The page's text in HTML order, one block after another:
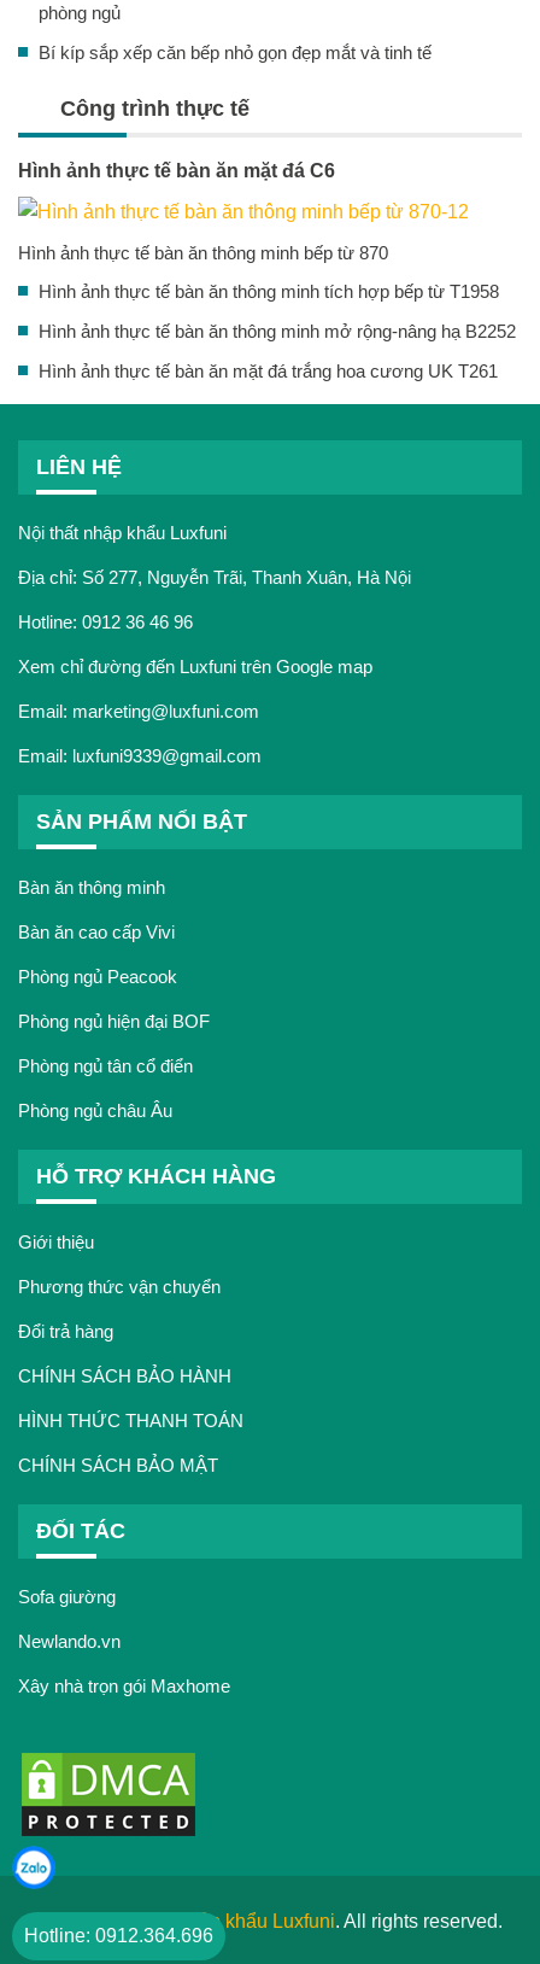
phòng ngủ
Bí kíp sắp xếp căn bếp nhỏ gọn đẹp mắt và tinh tế
Công trình thực tế
Hình ảnh thực tế bàn ăn mặt đá C6
Hình ảnh thực tế bàn ăn thông minh bếp từ 870
Hình ảnh thực tế bàn ăn thông minh tích hợp bếp từ T1958
Hình ảnh thực tế bàn ăn thông minh mở rộng-nâng hạ B2252
Hình ảnh thực tế bàn ăn mặt đá trắng hoa cương UK T261
LIÊN HỆ
Nội thất nhập khẩu Luxfuni
Địa chỉ: Số 277, Nguyễn Trãi, Thanh Xuân, Hà Nội
Hotline: 0912 36 46 96
Xem chỉ đường đến Luxfuni trên Google map
Email: marketing@luxfuni.com
Email: luxfuni9339@gmail.com
SẢN PHẨM NỔI BẬT
Bàn ăn thông minh
Bàn ăn cao cấp Vivi
Phòng ngủ Peacook
Phòng ngủ hiện đại BOF
Phòng ngủ tân cổ điển
Phòng ngủ châu Âu
HỖ TRỢ KHÁCH HÀNG
Giới thiệu
Phương thức vận chuyển
Đổi trả hàng
CHÍNH SÁCH BẢO HÀNH
HÌNH THỨC THANH TOÁN
CHÍNH SÁCH BẢO MẬT
ĐỐI TÁC
Sofa giường
Newlando.vn
Xây nhà trọn gói Maxhome
Nội thất nhập khẩu Luxfuni. All rights reserved.
Hotline: 0912.364.696